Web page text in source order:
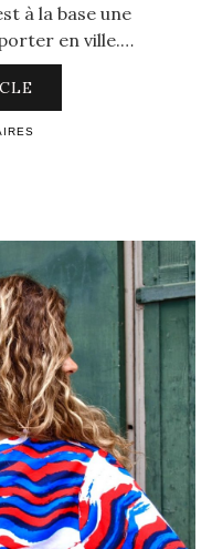
à la base une
en ville.…